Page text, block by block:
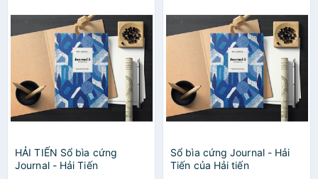
HẢI TIẾN Sổ bìa cứng
Journal - Hải Tiến
Sổ bìa cứng Journal - Hải
Tiến của Hải tiến